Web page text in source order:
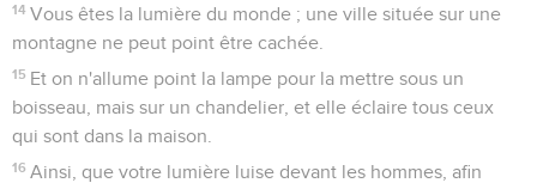
14 Vous êtes la lumière du monde ; une ville située sur une
montagne ne peut point être cachée.
15 Et on n'allume point la lampe pour la mettre sous un
boisseau, mais sur un chandelier, et elle éclaire tous ceux
qui sont dans la maison.
16 Ainsi, que votre lumière luise devant les hommes, afin